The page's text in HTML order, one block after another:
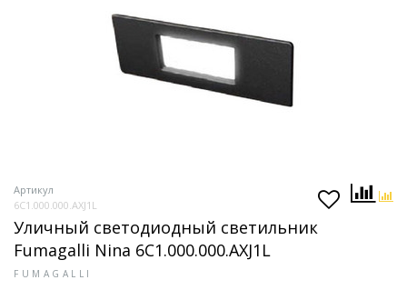
Артикул
6C1.000.000.AXJ1L
Уличный светодиодный светильник
Fumagalli Nina 6C1.000.000.AXJ1L
FUMAGALLI